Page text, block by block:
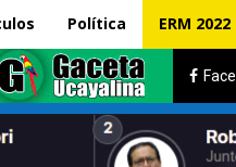
Política ERM 2022